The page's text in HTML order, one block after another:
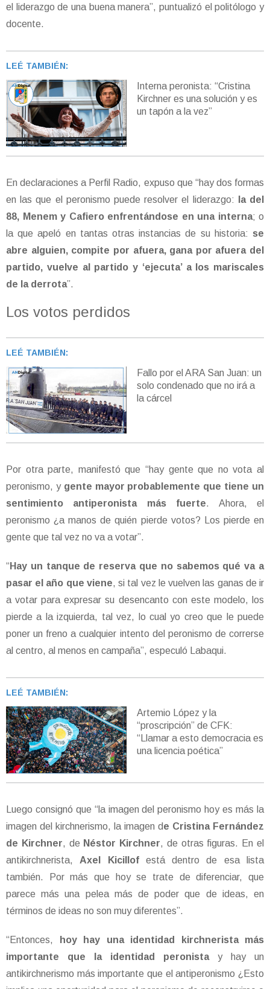
el liderazgo de una buena manera”, puntualizó el politólogo y
docente.
LEÉ TAMBIÉN:
Interna peronista: “Cristina
Kirchner es una solución y es
un tapón a la vez”
En declaraciones a Perfil Radio, expuso que “hay dos formas
en las que el peronismo puede resolver el liderazgo: la del
88, Menem y Cafiero enfrentándose en una interna; o
la que apeló en tantas otras instancias de su historia: se
abre alguien, compite por afuera, gana por afuera del
partido, vuelve al partido y ‘ejecuta’ a los mariscales
de la derrota”.
Los votos perdidos
LEÉ TAMBIÉN:
Fallo por el ARA San Juan: un
solo condenado que no irá a
la cárcel
Por otra parte, manifestó que “hay gente que no vota al
peronismo, y gente mayor probablemente que tiene un
sentimiento antiperonista más fuerte. Ahora, el
peronismo ¿a manos de quién pierde votos? Los pierde en
gente que tal vez no va a votar”.
“ Hay un tanque de reserva que no sabemos qué va a
pasar el año que viene, si tal vez le vuelven las ganas de ir
a votar para expresar su desencanto con este modelo, los
pierde a la izquierda, tal vez, lo cual yo creo que le puede
poner un freno a cualquier intento del peronismo de correrse
al centro, al menos en campaña”, especuló Labaqui.
LEÉ TAMBIÉN:
Artemio López y la
“proscripción” de CFK:
“Llamar a esto democracia es
una licencia poética”
Luego consignó que “la imagen del peronismo hoy es más la
imagen del kirchnerismo, la imagen de Cristina Fernández
de Kirchner, de Néstor Kirchner, de otras figuras. En el
antikirchnerista,Axel Kicillof está dentro de esa lista
también. Por más que hoy se trate de diferenciar, que
parece más una pelea más de poder que de ideas, en
términos de ideas no son muy diferentes”.
“Entonces,
hoy hay una identidad kirchnerista más
importante que la identidad peronista y hay un
antikirchnerismo más importante que el antiperonismo ¿Esto